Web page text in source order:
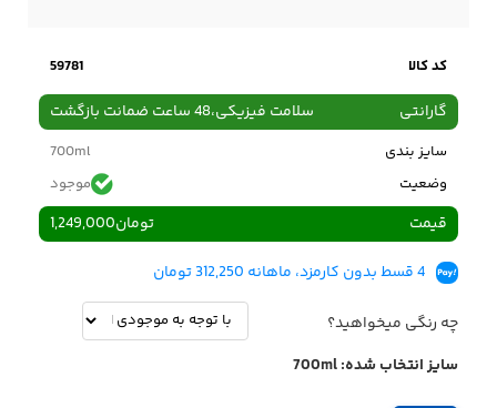
کد کالا 59781
گارانتی سلامت فیزیکی،48 ساعت ضمانت بازگشت
سایز بندی
700ml
وضعیت
موجود
قیمت 1,249,000تومان
4 قسط بدون کارمزد، ماهانه 312,250 تومان
چه رنگی میخواهید؟
سایز انتخاب شده:700ml